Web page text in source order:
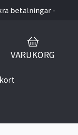
betalningar -
VARUKORG